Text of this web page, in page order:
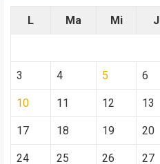
L Ma Mi J
3 4 5 6
10 11 12 13
17 18 19 20
24 25 26 27